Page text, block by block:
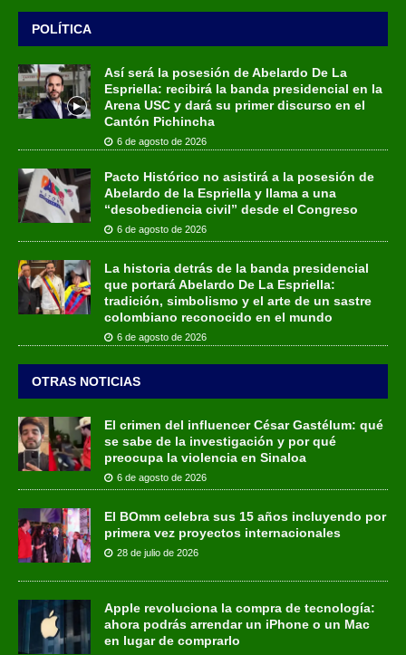
POLÍTICA
Así será la posesión de Abelardo De La
Espriella: recibirá la banda presidencial en la
Arena USC y dará su primer discurso en el
Cantón Pichincha
6 de agosto de 2026
Pacto Histórico no asistirá a la posesión de
Abelardo de la Espriella y llama a una
“desobediencia civil” desde el Congreso
6 de agosto de 2026
La historia detrás de la banda presidencial
que portará Abelardo De La Espriella:
tradición, simbolismo y el arte de un sastre
colombiano reconocido en el mundo
6 de agosto de 2026
OTRAS NOTICIAS
El crimen del influencer César Gastélum: qué
se sabe de la investigación y por qué
preocupa la violencia en Sinaloa
6 de agosto de 2026
El BOmm celebra sus 15 años incluyendo por
primera vez proyectos internacionales
28 de julio de 2026
Apple revoluciona la compra de tecnología:
ahora podrás arrendar un iPhone o un Mac
en lugar de comprarlo